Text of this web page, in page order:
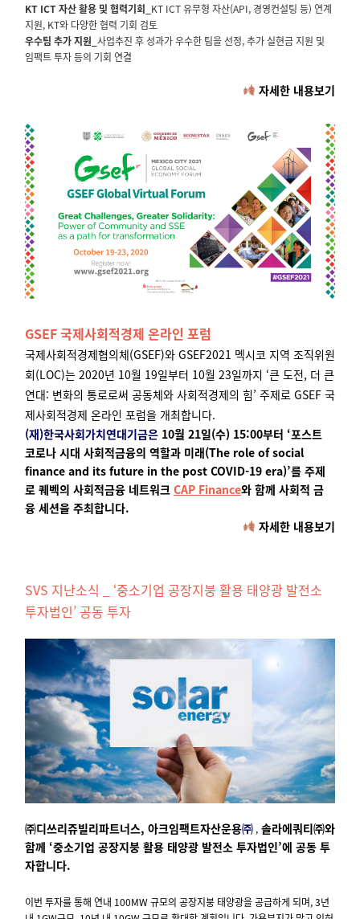
KT ICT 자산 활용 및 협력기회_ KT ICT 유무형 자산(API, 경영컨설팅 등) 연계
지원, KT와 다양한 협력 기회 검토
우수팀 추가 지원_ 사업추진 후 성과가 우수한 팀을 선정, 추가 실현금 지원 및
임팩트 투자 등의 기회 연결
자세한 내용보기
GSEF 국제사회적경제 온라인 포럼
국제사회적경제협의체(GSEF)와 GSEF2021 멕시코 지역 조직위원
회(LOC)는 2020년 10월 19일부터 10월 23일까지 ‘큰 도전, 더 큰
연대: 변화의 통로로써 공동체와 사회적경제의 힘’ 주제로 GSEF 국
제사회적경제 온라인 포럼을 개최합니다.
(재)한국사회가치연대기금은 10월 21일(수) 15:00부터 ‘포스트
코로나 시대 사회적금융의 역할과 미래(The role of social
finance and its future in the post COVID-19 era)’를 주제
로 퀘벡의 사회적금융 네트워크 CAP Finance와 함께 사회적 금
융 세션을 주최합니다.
자세한 내용보기
SVS 지난소식 _ ‘중소기업 공장지붕 활용 태양광 발전소
투자법인’ 공동 투자
㈜디쓰리쥬빌리파트너스, 아크임팩트자산운용㈜ , 솔라에쿼티㈜와
함께 ‘중소기업 공장지붕 활용 태양광 발전소 투자법인’에 공동 투
자합니다.
이번 투자를 통해 연내 100MW 규모의 공장지붕 태양광을 공급하게 되며, 3년